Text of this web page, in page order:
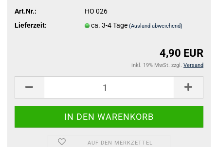
Art.Nr.:
HO 026
Lieferzeit:
ca. 3-4 Tage(Ausland abweichend)
4,90 EUR
inkl. 19% MwSt. zzgl. Versand
AUF DEN MERKZETTEL